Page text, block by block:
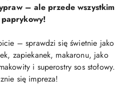
– ale przede wszystkim
– sprawdzi się świetnie jako
zapiekanek, makaronu, jako
i superostry sos stołowy.
się impreza!